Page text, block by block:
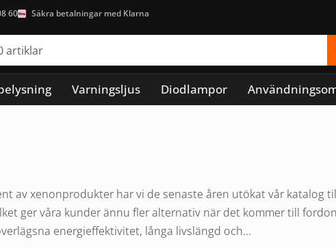
60 Säkra betalningar med Klarna
Varningsljus Diodlampor
av xenonprodukter har vi de senaste åren utökat vår katalog
ger våra kunder ännu fler alternativ när det kommer till
energieffektivitet, långa livslängd och...